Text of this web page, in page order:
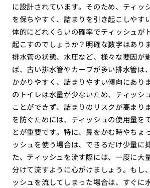
に設計されています。そのため、ティッ
を保ちやすく、詰まりを引き起こしやす
体的にどれくらいの確率でティッシュが
起こすのでしょうか？明確な数字はあり
排水管の状態、水圧など、様々な要因が
ば、古い排水管やカーブが多い排水管は
かかりやすく、詰まりやすい傾向にあり
のトイレは水量が少ないため、ティッシ
ことができず、詰まりのリスクが高まり
を防ぐためには、ティッシュの使用量を
とが重要です。特に、鼻をかむ時やちょ
ッシュを使う場合は、できるだけ少量に
た、ティッシュを流す際には、一度に大
分けて流すように心がけましょう。もし
ッシュを流してしまった場合は、すぐに